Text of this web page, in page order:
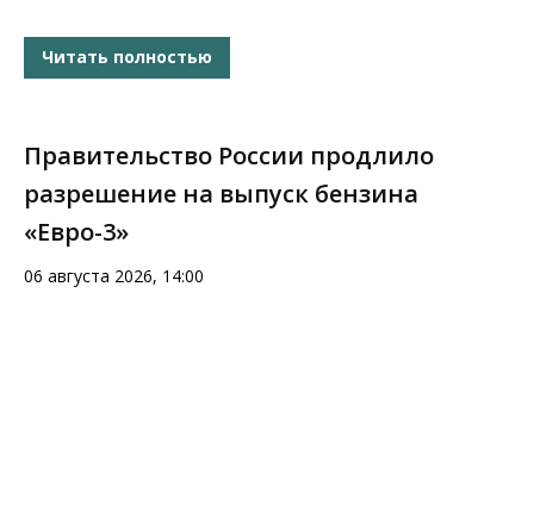
Читать полностью
Правительство России продлило
разрешение на выпуск бензина
«Евро-3»
06 августа 2026, 14:00